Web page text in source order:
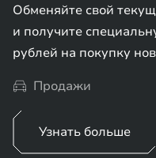
Обменяйте свой
и получите
рублей на покупку
Продажи
Узнать больше